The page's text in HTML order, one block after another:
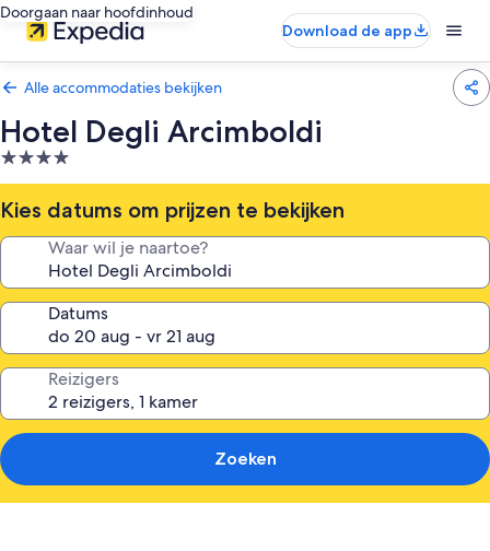
Doorgaan naar hoofdinhoud
Download de app
Alle accommodaties bekijken
Hotel Degli Arcimboldi
4.0-
sterrenaccommodatie
Kies datums om prijzen te bekijken
Waar wil je naartoe?
Datums
Reizigers
Zoeken